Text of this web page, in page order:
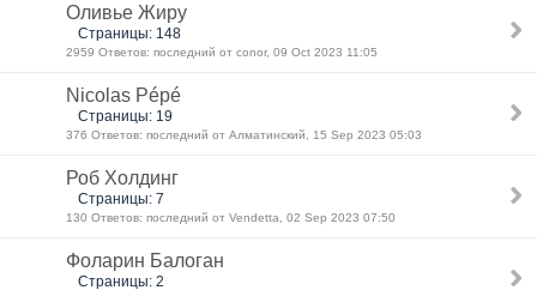
Оливье Жиру
Страницы: 148
2959 Ответов: последний от conor, 09 Oct 2023 11:05
Nicolas Pépé
Страницы: 19
376 Ответов: последний от Алматинский, 15 Sep 2023 05:03
Роб Холдинг
Страницы: 7
130 Ответов: последний от Vendetta, 02 Sep 2023 07:50
Фоларин Балоган
Страницы: 2